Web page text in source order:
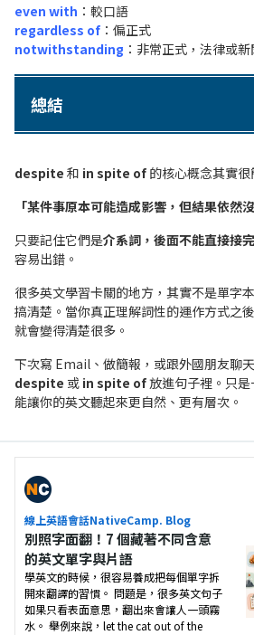
even with ：較口語
regardless of ：偏正式
notwithstanding ：非常正式，法律或
總結
despite 和 in spite of 的核心概念其實很
「某件事原本可能造成影響，但結果依然
只要記住它們是介系詞，後面不能直接接
容易出錯。
很多英文學習卡關的地方，其實不是單字
搞清楚。當你真正理解詞性的運作方式之
就會變得清楚很多。
下次寫 Email、做簡報，或跟外國朋友聊
despite 或 in spite of放進句子裡。只
能讓你的英文聽起來更自然、更有層次。
線上英語會話NativeCamp. Blog
別照字面翻！7 個藏著不同含意
的英文單字與片語
學英文的時候，很容易養成把每個單字拆
開來翻譯的習慣。 問題是，很多英文句子
如果只看表面意思，翻出來會讓人一頭霧
水。 舉例來說，let the cat out of the